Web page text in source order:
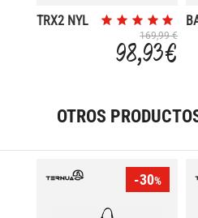
TRX2 NYL
169,99 €
98,93 €
OTROS
-30%